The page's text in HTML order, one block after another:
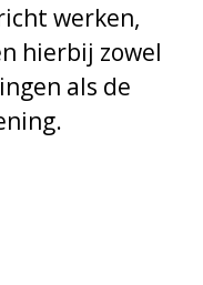
werken,
hierbij zowel
als de